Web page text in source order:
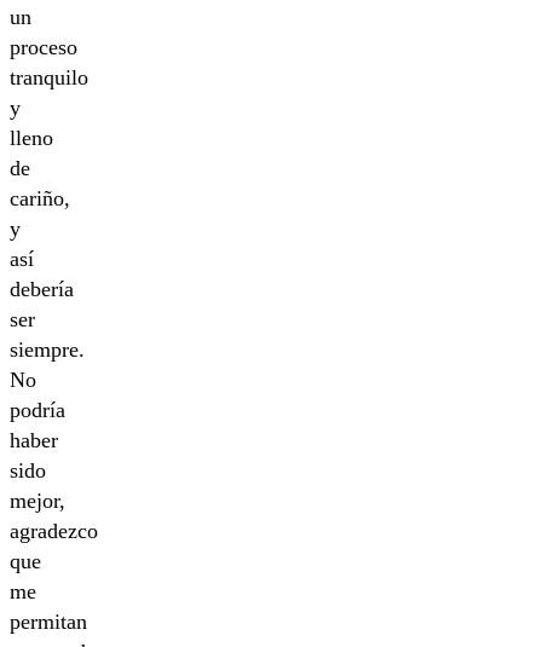
un
proceso
tranquilo
y
lleno
de
cariño,
y
así
debería
ser
siempre.
No
podría
haber
sido
mejor,
agradezco
que
me
permitan